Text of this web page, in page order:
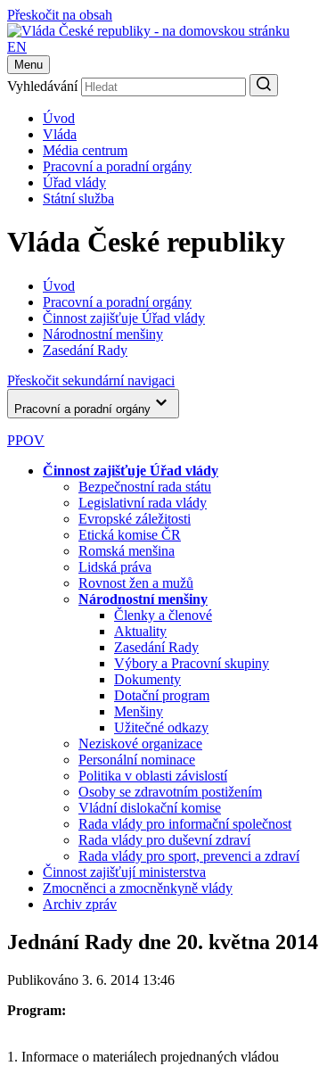
Přeskočit na obsah
EN
Menu
Vyhledávání
Úvod
Vláda
Média centrum
Pracovní a poradní orgány
Úřad vlády
Státní služba
Vláda České republiky
Úvod
Pracovní a poradní orgány
Činnost zajišťuje Úřad vlády
Národnostní menšiny
Zasedání Rady
Přeskočit sekundární navigaci
Pracovní a poradní orgány
PPOV
Činnost zajišťuje Úřad vlády
Bezpečnostní rada státu
Legislativní rada vlády
Evropské záležitosti
Etická komise ČR
Romská menšina
Lidská práva
Rovnost žen a mužů
Národnostní menšiny
Členky a členové
Aktuality
Zasedání Rady
Výbory a Pracovní skupiny
Dokumenty
Dotační program
Menšiny
Užitečné odkazy
Neziskové organizace
Personální nominace
Politika v oblasti závislostí
Osoby se zdravotním postižením
Vládní dislokační komise
Rada vlády pro informační společnost
Rada vlády pro duševní zdraví
Rada vlády pro sport, prevenci a zdraví
Činnost zajišťují ministerstva
Zmocněnci a zmocněnkyně vlády
Archiv zpráv
Jednání Rady dne 20. května 2014
Publikováno 3. 6. 2014 13:46
Program:
1. Informace o materiálech projednaných vládou